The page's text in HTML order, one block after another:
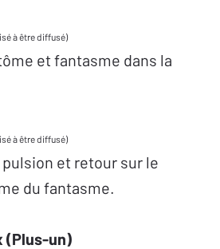
à être diffusé)
et fantasme dans la
à être diffusé)
et retour sur le
du fantasme.
(Plus-un)